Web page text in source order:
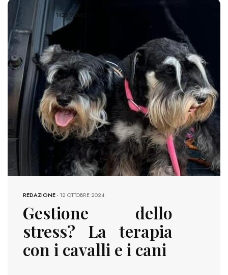
1428 VIEWS
REDAZIONE-12 OTTOBRE 2024
Gestione dello
stress? La terapia
con i cavalli e i cani